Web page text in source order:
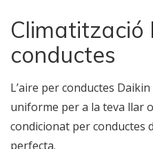
Climatització
conductes
L’aire per conductes
uniforme per a la teva llar
condicionat per conductes
perfecta.